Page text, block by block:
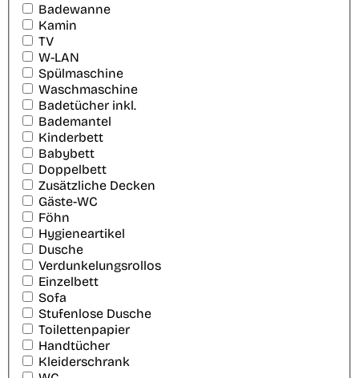
Badewanne
Kamin
TV
W-LAN
Spülmaschine
Waschmaschine
Badetücher inkl.
Bademantel
Kinderbett
Babybett
Doppelbett
Zusätzliche Decken
Gäste-WC
Föhn
Hygieneartikel
Dusche
Verdunkelungsrollos
Einzelbett
Sofa
Stufenlose Dusche
Toilettenpapier
Handtücher
Kleiderschrank